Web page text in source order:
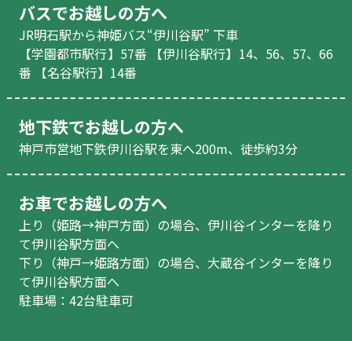
バスでお越しの方へ
JR明石駅から神姫バス“伊川谷駅” 下車
【学園都市駅行】57番 【伊川谷駅行】14、56、57、66
番 【名谷駅行】14番
地下鉄でお越しの方へ
神戸市営地下鉄伊川谷駅を東へ200m、徒歩約3分
お車でお越しの方へ
上り（姫路→神戸方面）の場合、伊川谷インターを降り
て伊川谷駅方面へ
下り（神戸→姫路方面）の場合、大蔵谷インターを降り
て伊川谷駅方面へ
駐車場：42台駐車可